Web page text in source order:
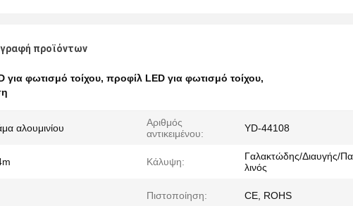
προϊόντων
για φωτισμό τοίχου, προφίλ LED για φωτισμό τοίχου,
αλουμινίου
Αριθμός
αντικειμένου:
YD-44108
Κάλυψη:
Γαλακτώδης/Διαυγής/
λινός
Πιστοποίηση: CE, ROHS